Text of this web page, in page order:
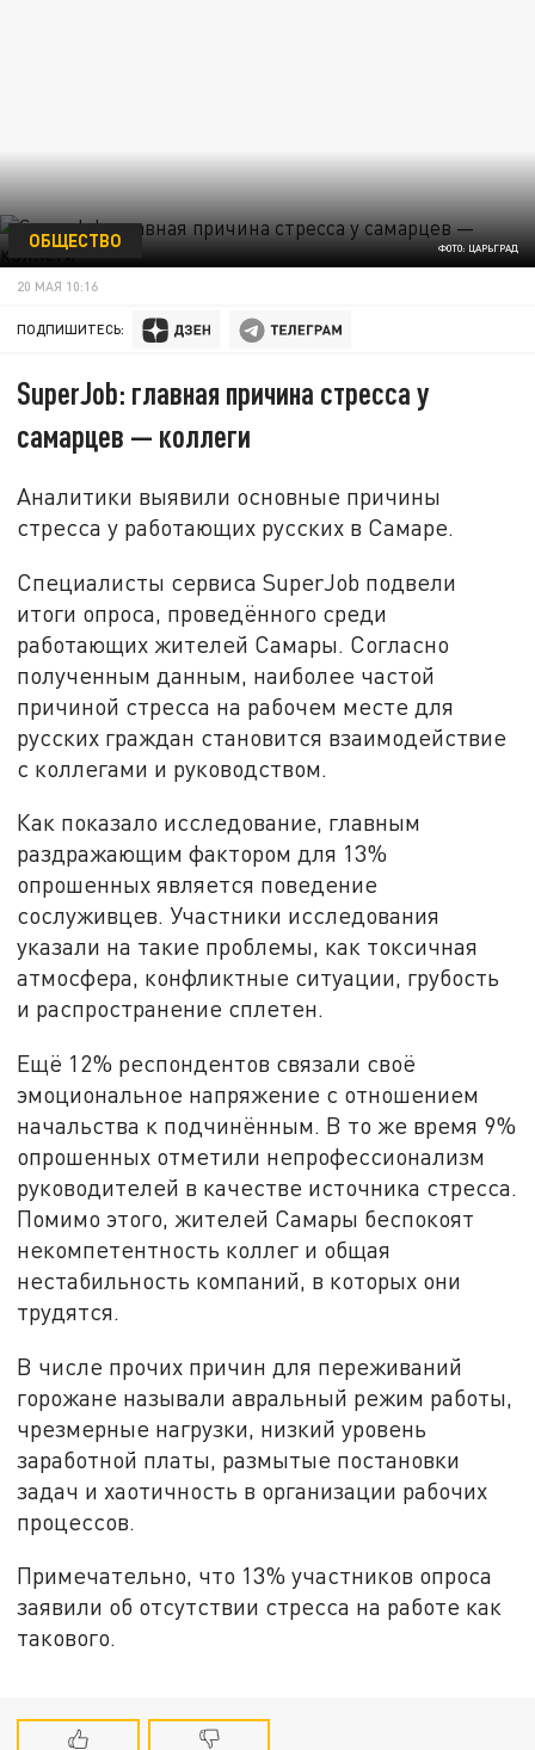
ФОТО: ЦАРЬГРАД
ОБЩЕСТВО
20 МАЯ 10:16
ПОДПИШИТЕСЬ:
SuperJob: главная причина стресса у
самарцев — коллеги
Аналитики выявили основные причины
стресса у работающих русских в Самаре.
Специалисты сервиса SuperJob подвели
итоги опроса, проведённого среди
работающих жителей Самары. Согласно
полученным данным, наиболее частой
причиной стресса на рабочем месте для
русских граждан становится взаимодействие
с коллегами и руководством.
Как показало исследование, главным
раздражающим фактором для 13%
опрошенных является поведение
сослуживцев. Участники исследования
указали на такие проблемы, как токсичная
атмосфера, конфликтные ситуации, грубость
и распространение сплетен.
Ещё 12% респондентов связали своё
эмоциональное напряжение с отношением
начальства к подчинённым. В то же время 9%
опрошенных отметили непрофессионализм
руководителей в качестве источника стресса.
Помимо этого, жителей Самары беспокоят
некомпетентность коллег и общая
нестабильность компаний, в которых они
трудятся.
В числе прочих причин для переживаний
горожане называли авральный режим работы,
чрезмерные нагрузки, низкий уровень
заработной платы, размытые постановки
задач и хаотичность в организации рабочих
процессов.
Примечательно, что 13% участников опроса
заявили об отсутствии стресса на работе как
такового.